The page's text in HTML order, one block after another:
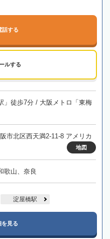
話する
ルする
」徒歩7分 / 大阪メトロ「東梅
市北区西天満2-11-8 アメリカ
地図
歌山、奈良
淀屋橋駅
を見る